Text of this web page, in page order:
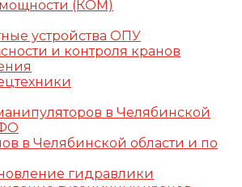
(КОМ)
устройства ОПУ
и контроля кранов
в Челябинской
в Челябинской области и по
гидравлики